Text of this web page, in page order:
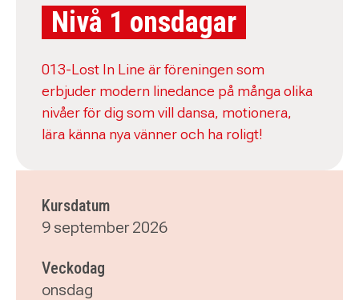
Nivå 1 onsdagar
013-Lost In Line är föreningen som
erbjuder modern linedance på många olika
nivåer för dig som vill dansa, motionera,
lära känna nya vänner och ha roligt!
Kursdatum
9 september 2026
Veckodag
onsdag